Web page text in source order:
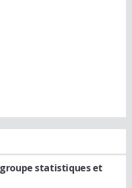
statistiques et